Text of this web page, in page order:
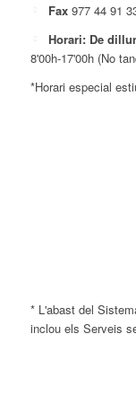
Fax 977 44 91
Horari: De
8'00h-17'00h (No
*Horari especial
* L'abast del
inclou els Serveis